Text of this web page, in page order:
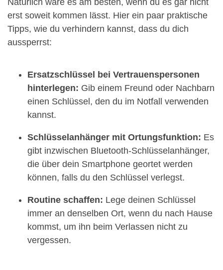
erst soweit kommen lässt. Hier ein paar praktische
Tipps, wie du verhindern kannst, dass du dich
aussperrst:
Ersatzschlüssel bei Vertrauenspersonen
hinterlegen: Gib einem Freund oder Nachbarn
einen Schlüssel, den du im Notfall verwenden
kannst.
Schlüsselanhänger mit Ortungsfunktion: Es
gibt inzwischen Bluetooth-Schlüsselanhänger,
die über dein Smartphone geortet werden
können, falls du den Schlüssel verlegst.
Routine schaffen: Lege deinen Schlüssel
immer an denselben Ort, wenn du nach Hause
kommst, um ihn beim Verlassen nicht zu
vergessen.